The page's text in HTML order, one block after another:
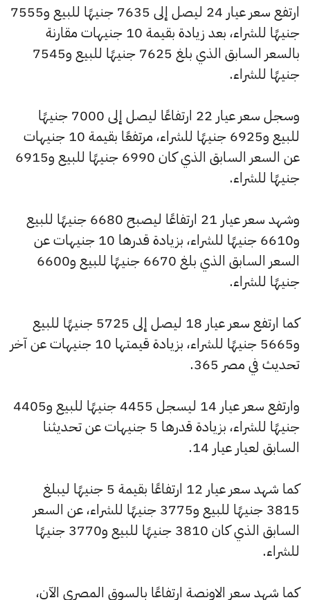
ارتفع سعر عيار 24 ليصل إلى 7635 جنيهًا للبيع و7555
جنيهًا للشراء، بعد زيادة بقيمة 10 جنيهات مقارنة
بالسعر السابق الذي بلغ 7625 جنيهًا للبيع و7545
جنيهًا للشراء.
وسجل سعر عيار 22 ارتفاعًا ليصل إلى 7000 جنيهًا
للبيع و6925 جنيهًا للشراء، مرتفعًا بقيمة 10 جنيهات
عن السعر السابق الذي كان 6990 جنيهًا للبيع و6915
جنيهًا للشراء.
وشهد سعر عيار 21 ارتفاعًا ليصبح 6680 جنيهًا للبيع
و6610 جنيهًا للشراء، بزيادة قدرها 10 جنيهات عن
السعر السابق الذي بلغ 6670 جنيهًا للبيع و6600
جنيهًا للشراء.
كما ارتفع سعر عيار 18 ليصل إلى 5725 جنيهًا للبيع
و5665 جنيهًا للشراء، بزيادة قيمتها 10 جنيهات عن آخر
تحديث في مصر 365.
وارتفع سعر عيار 14 ليسجل 4455 جنيهًا للبيع و4405
جنيهًا للشراء، بزيادة قدرها 5 جنيهات عن تحديثنا
السابق لعيار عيار 14.
كما شهد سعر عيار 12 ارتفاعًا بقيمة 5 جنيهًا ليبلغ
3815 جنيهًا للبيع و3775 جنيهًا للشراء، عن السعر
السابق الذي كان 3810 جنيهًا للبيع و3770 جنيهًا
للشراء.
كما شهد سعر الاونصة ارتفاعًا بالسوق المصري الآن،